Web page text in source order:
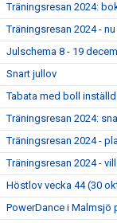
Träningsresan 2024:
Träningsresan 2024 -
Julschema 8 - 19
Snart jullov
Tabata med boll
Träningsresan 2024:
Träningsresan 2024 -
Träningsresan 2024 -
Höstlov vecka 44 (30
PowerDance i Malmsjö